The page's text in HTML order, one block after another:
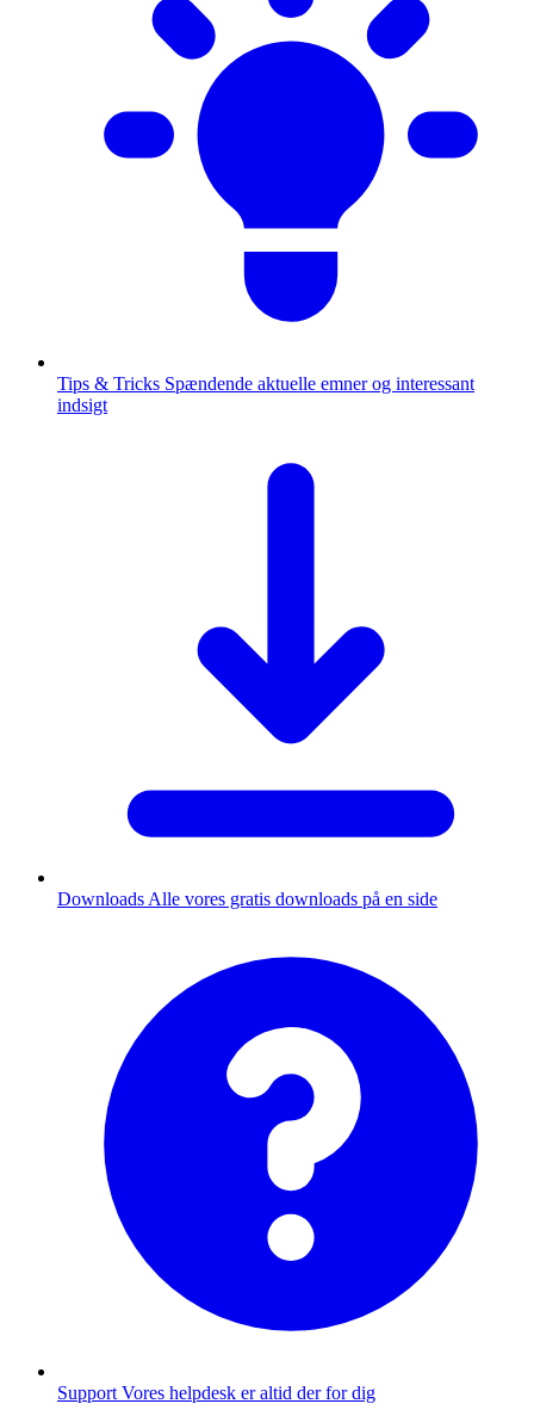
Tips & Tricks Spændende aktuelle emner og interessant
indsigt
Downloads Alle vores gratis downloads på en side
Support Vores helpdesk er altid der for dig